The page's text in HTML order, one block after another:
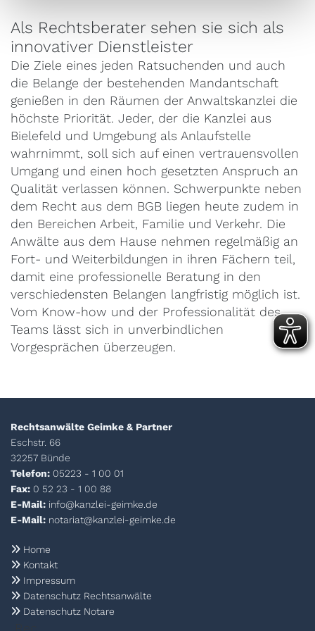
Als Rechtsberater sehen sie sich als
innovativer Dienstleister
Die Ziele eines jeden Ratsuchenden und auch
die Belange der bestehenden Mandantschaft
genießen in den Räumen der Anwaltskanzlei die
höchste Priorität. Jeder, der die Kanzlei aus
Bielefeld und Umgebung als Anlaufstelle
wahrnimmt, soll sich auf einen vertrauensvollen
Umgang und einen hoch gesetzten Anspruch an
Qualität verlassen können. Schwerpunkte neben
dem Recht aus dem BGB liegen heute zudem in
den Bereichen Arbeit, Familie und Verkehr. Die
Anwälte aus dem Hause nehmen regelmäßig an
Fort- und Weiterbildungen in ihren Fächern teil,
damit eine professionelle Beratung in den
verschiedensten Belangen langfristig möglich ist.
Vom Know-how und der Professionalität des
Teams lässt sich in unverbindlichen
Vorgesprächen überzeugen.
Rechtsanwälte Geimke & Partner
Eschstr. 66
32257 Bünde
Telefon: 05223 - 1 00 01
Fax: 0 52 23 - 1 00 88
E-Mail: info@kanzlei-geimke.de
E-Mail: notariat@kanzlei-geimke.de
 Home
 Kontakt
 Impressum
 Datenschutz Rechtsanwälte
 Datenschutz Notare